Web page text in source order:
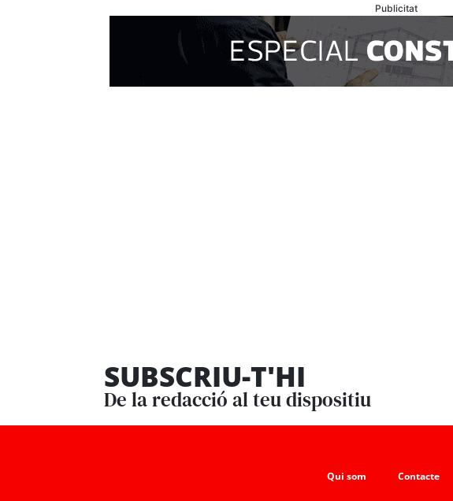
Publicitat
SUBSCRIU-T'HI
De la redacció al teu dispositiu
Qui som Contacte